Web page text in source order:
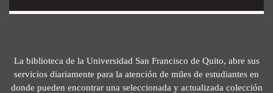
La biblioteca de la Universidad San Francisco de Quito, abre sus
servicios diariamente para la atención de miles de estudiantes en
donde pueden encontrar una seleccionada y actualizada colección